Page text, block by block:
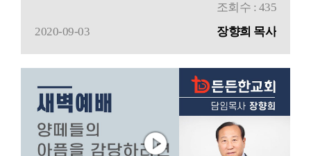
조회수 : 435
2020-09-03
장향희 목사